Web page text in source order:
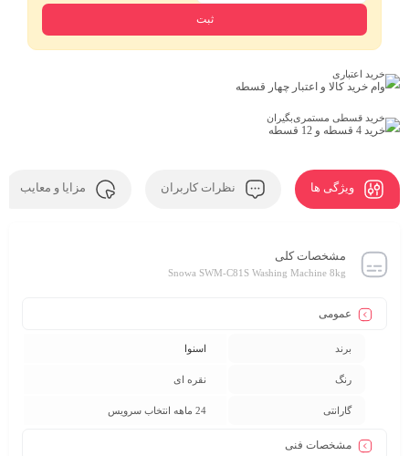
خرید اعتباری
وام خرید کالا و اعتبار چهار قسطه
خرید قسطی مستمری‌بگیران
خرید 4 قسطه و 12 قسطه
ویژگی ها نظرات کاربران مزایا و معایب
مشخصات کلی
Snowa SWM-C81S Washing Machine 8kg
عمومی
برند اسنوا
رنگ نقره ای
گارانتی 24 ماهه انتخاب سرویس
مشخصات فنی